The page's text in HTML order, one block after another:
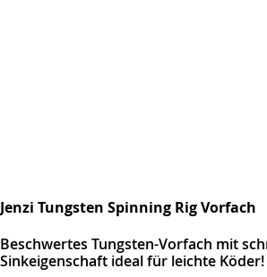
Jenzi Tungsten Spinning Rig Vorfach
Beschwertes Tungsten-Vorfach mit
Sinkeigenschaft ideal für leichte Köder!